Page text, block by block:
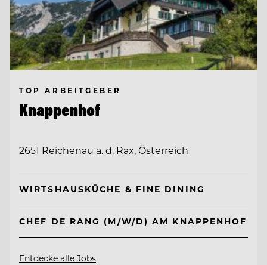
TOP ARBEITGEBER
Knappenhof
2651 Reichenau a. d. Rax, Österreich
WIRTSHAUSKÜCHE & FINE DINING
CHEF DE RANG (M/W/D) AM KNAPPENHOF
Entdecke alle Jobs